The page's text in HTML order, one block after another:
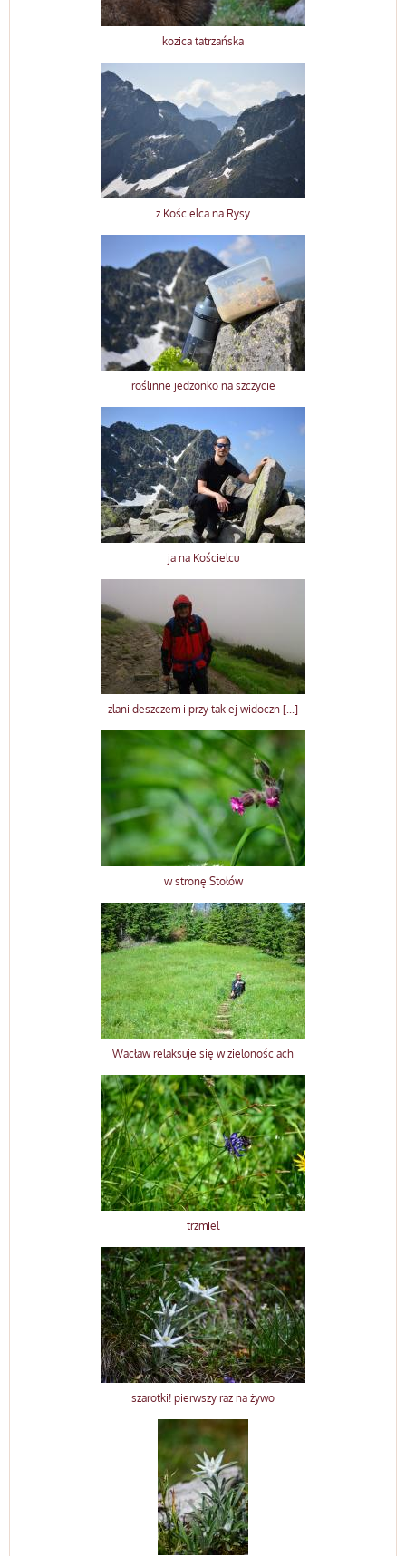
kozica tatrzańska
z Kościelca na Rysy
roślinne jedzonko na szczycie
ja na Kościelcu
zlani deszczem i przy takiej widoczn [...]
w stronę Stołów
Wacław relaksuje się w zielonościach
trzmiel
szarotki! pierwszy raz na żywo